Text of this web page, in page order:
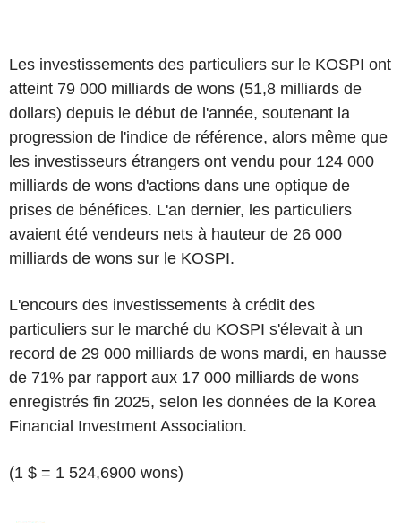
Les investissements des particuliers sur le KOSPI ont
atteint 79 000 milliards de wons (51,8 milliards de
dollars) depuis le début de l'année, soutenant la
progression de l'indice de référence, alors même que
les investisseurs étrangers ont vendu pour 124 000
milliards de wons d'actions dans une optique de
prises de bénéfices. L'an dernier, les particuliers
avaient été vendeurs nets à hauteur de 26 000
milliards de wons sur le KOSPI.
L'encours des investissements à crédit des
particuliers sur le marché du KOSPI s'élevait à un
record de 29 000 milliards de wons mardi, en hausse
de 71% par rapport aux 17 000 milliards de wons
enregistrés fin 2025, selon les données de la Korea
Financial Investment Association.
(1 $ = 1 524,6900 wons)